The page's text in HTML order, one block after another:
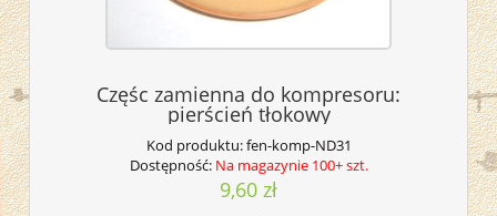
Częśc zamienna do kompresoru:
pierścień tłokowy
Kod produktu:fen-komp-ND31
Dostępność: Na magazynie 100+ szt.
9,60 zł